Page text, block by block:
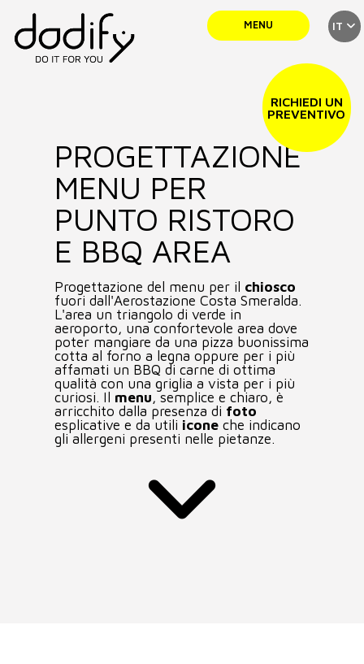
MENU
TEAM
PORTFOLIO
NEWS
CONTATTI
AREA CLIENTI
IT
PROGETTAZIONE
MENU PER
PUNTO RISTORO
E BBQ AREA
Progettazione del menu per il chiosco
fuori dall'Aerostazione Costa Smeralda.
L'area un triangolo di verde in
aeroporto, una confortevole area dove
poter mangiare da una pizza buonissima
cotta al forno a legna oppure per i più
affamati un BBQ di carne di ottima
qualità con una griglia a vista per i più
curiosi. Il menu, semplice e chiaro, è
arricchito dalla presenza di foto
esplicative e da utili icone che indicano
gli allergeni presenti nelle pietanze.
RICHIEDI UN
PREVENTIVO